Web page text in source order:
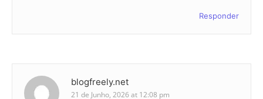
Responder
blogfreely.net
21 de Junho, 2026 at 12:08 pm